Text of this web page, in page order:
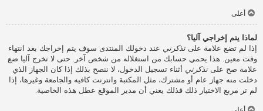
أعلى
لماذا يتم إخراجي آليا؟
إذا لم تضع علامة علىتذكرني عند دخولك المنتدى سوف يتم إخراجك بعد انتهاء
وقت معين. هذا يحمي حسابك من استغلاله من شخص آخر. حتى لا تخرج آليا ضع
علامة صح علىتذكرني أثناء تسجيل الدخول، لا ننصح بذلك إذا كان الجهاز الذي
دخلت منه جهاز عام أو مشترك، مثل المكتبة وانترنت كافيه والجامعة وغيرها، إذا
لم تر مربع الاختيار ذلك فذلك يعني أن مدير الموقع عطل هذه الخاصية.